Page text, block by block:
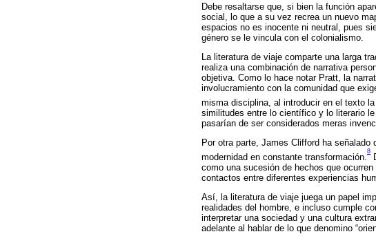
Debe resaltarse que, si bien la función
social, lo que a su vez recrea un nuevo
espacios no es inocente ni neutral, pues
género se le vincula con el colonialismo.
La literatura de viaje comparte una larga
realiza una combinación de narrativa
objetiva. Como lo hace notar Pratt, la
involucramiento con la comunidad que
misma disciplina, al introducir en el texto
similitudes entre lo científico y lo literario
pasarían de ser considerados meras
Por otra parte, James Clifford ha
modernidad en constante transformación.
8
como una sucesión de hechos que
contactos entre diferentes experiencias
Así, la literatura de viaje juega un papel
realidades del hombre, e incluso cumple
interpretar una sociedad y una cultura
adelante al hablar de lo que denomino